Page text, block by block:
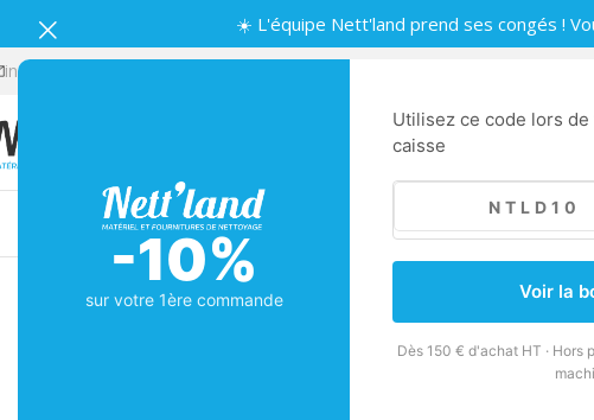
-10%
sur votre 1ère commande
Utilisez ce code lors
caisse
Voir la
Dès 150 € d'achat HT · Hors
☀️ L'équipe Nett'land prend ses congés !
info.nettland@gmail.com
Machines Matériel de nettoyage
MATÉRIELS DE NETTOYAGE
Le sel d’oseille : une solution économique
et écologique pour blanchir le bois et les